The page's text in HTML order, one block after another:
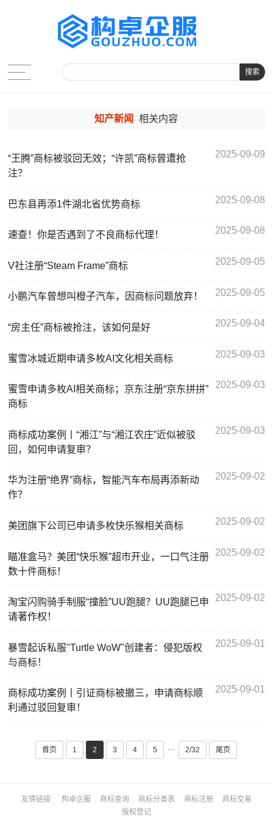
搜索
知产新闻 相关内容
“王腾”商标被驳回无效；“许凯”商标曾遭抢
注？
2025-09-09
巴东县再添1件湖北省优势商标 2025-09-08
速查！你是否遇到了不良商标代理！ 2025-09-08
V社注册“Steam Frame”商标 2025-09-05
小鹏汽车曾想叫橙子汽车，因商标问题放弃！ 2025-09-05
“房主任”商标被抢注，该如何是好 2025-09-04
蜜雪冰城近期申请多枚AI文化相关商标 2025-09-03
蜜雪申请多枚AI相关商标；京东注册“京东拼拼”
商标
2025-09-03
商标成功案例丨“湘江”与“湘江农庄”近似被驳
回，如何申请复审？
2025-09-03
华为注册“绝界”商标，智能汽车布局再添新动
作？
2025-09-02
美团旗下公司已申请多枚快乐猴相关商标 2025-09-02
瞄准盒马？美团“快乐猴”超市开业，一口气注册
数十件商标！
2025-09-02
淘宝闪购骑手制服“撞脸”UU跑腿？UU跑腿已申
请著作权！
2025-09-02
暴雪起诉私服"Turtle WoW"创建者：侵犯版权
与商标！
2025-09-01
商标成功案例丨引证商标被撤三，申请商标顺
利通过驳回复审！
2025-09-01
首页 1 2 3 4 5 ··· 2/32 尾页
友情链接 构卓企服 商标查询 商标分类表 商标注册
商标交易
版权登记